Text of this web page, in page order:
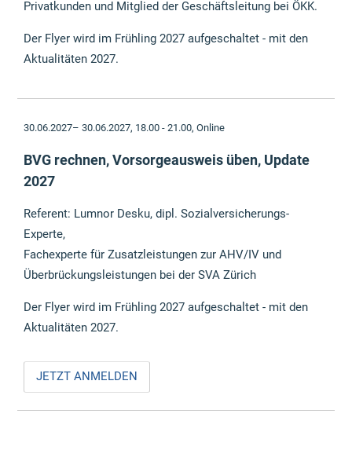
Privatkunden und Mitglied der Geschäftsleitung bei ÖKK.
Der Flyer wird im Frühling 2027 aufgeschaltet - mit den
Aktualitäten 2027.
30.06.2027– 30.06.2027, 18.00 - 21.00, Online
BVG rechnen, Vorsorgeausweis üben, Update
2027
Referent: Lumnor Desku, dipl. Sozialversicherungs-
Experte,
Fachexperte für Zusatzleistungen zur AHV/IV und
Überbrückungsleistungen bei der SVA Zürich
Der Flyer wird im Frühling 2027 aufgeschaltet - mit den
Aktualitäten 2027.
JETZT ANMELDEN